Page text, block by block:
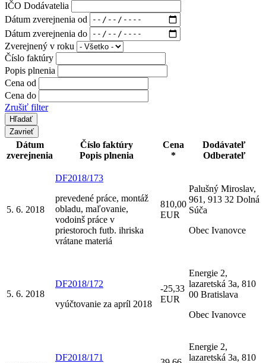
IČO Dodávatelia
Dátum zverejnenia od
Dátum zverejnenia do
Zverejnený v roku
Číslo faktúry
Popis plnenia
Cena od
Cena do
Zrušiť filter
Zavrieť
Dátum
zverejnenia
Číslo faktúry
Popis plnenia
Cena
*
Dodávateľ
Odberateľ
5. 6. 2018
DF2018/173
prevedené práce, montáž
obladu, maľovanie,
vodoinš práce v
priestoroch futb. ihriska
vrátane materiá
810,00
EUR
Palušný Miroslav,
961, 913 32 Dolná
Súča
Obec Ivanovce
5. 6. 2018
DF2018/172
vyúčtovanie za apríl 2018
-25,33
EUR
Energie 2,
lazaretská 3a, 810
00 Bratislava
Obec Ivanovce
DF2018/171
Energie 2,
lazaretská 3a, 810